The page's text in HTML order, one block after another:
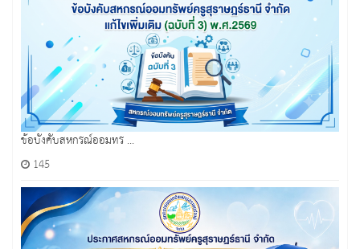
ข้อบังคับสหกรณ์ออมทร ...
145